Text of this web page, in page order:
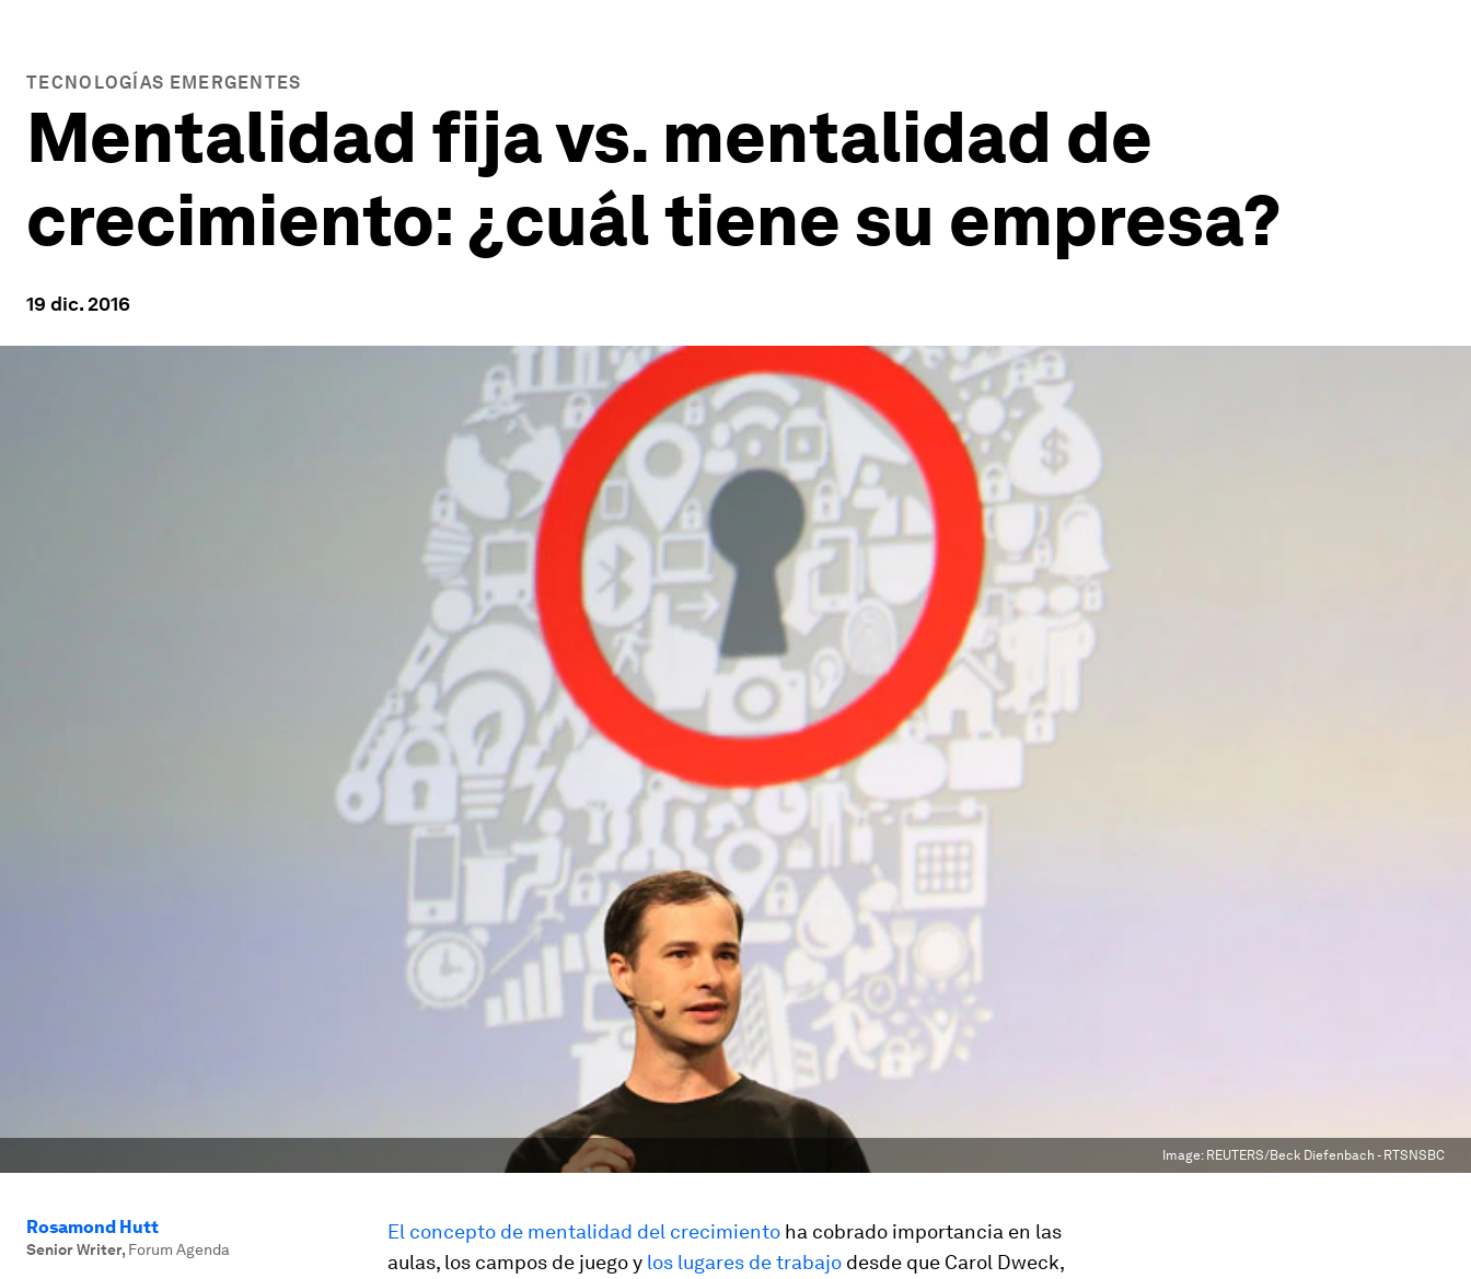
TECNOLOGÍAS EMERGENTES
Mentalidad fija vs. mentalidad de
crecimiento: ¿cuál tiene su empresa?
19 dic. 2016
Image: REUTERS/Beck Diefenbach - RTSNSBC
Rosamond Hutt
Senior Writer, Forum Agenda
El concepto de mentalidad del crecimiento ha cobrado importancia en las
aulas, los campos de juego y los lugares de trabajo desde que Carol Dweck,